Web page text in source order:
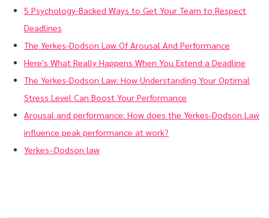
5 Psychology-Backed Ways to Get Your Team to Respect
Deadlines
The Yerkes-Dodson Law Of Arousal And Performance
Here's What Really Happens When You Extend a Deadline
The Yerkes-Dodson Law: How Understanding Your Optimal
Stress Level Can Boost Your Performance
Arousal and performance: How does the Yerkes-Dodson Law
influence peak performance at work?
Yerkes–Dodson law